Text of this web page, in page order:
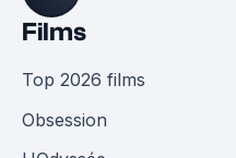
Films
Top 2026 films
Obsession